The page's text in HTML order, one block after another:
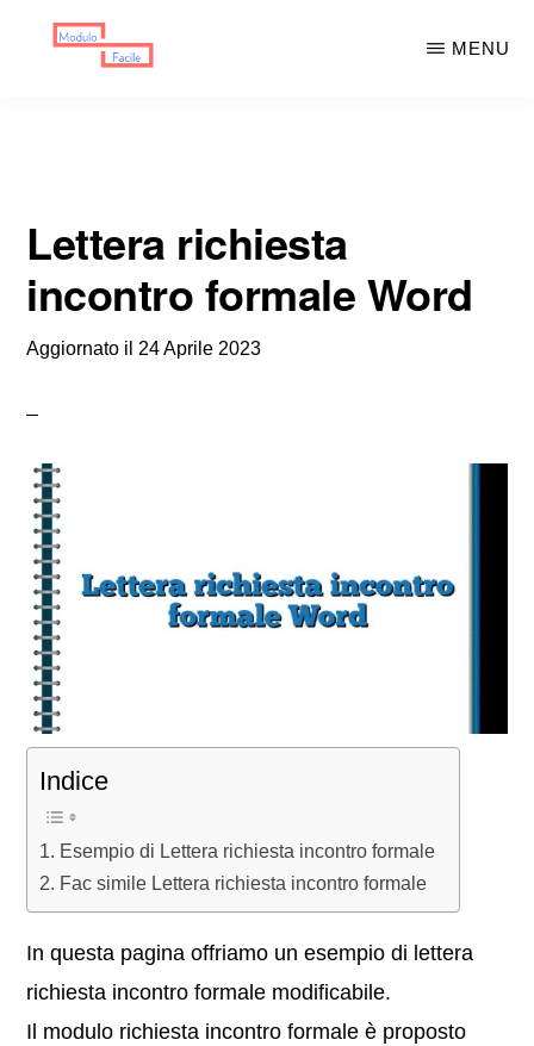
MENU
Lettera richiesta
incontro formale Word
Aggiornato il 24 Aprile 2023
Indice
Esempio di Lettera richiesta incontro formale
Fac simile Lettera richiesta incontro formale
In questa pagina offriamo un esempio di lettera
richiesta incontro formale modificabile.
Il modulo richiesta incontro formale è proposto